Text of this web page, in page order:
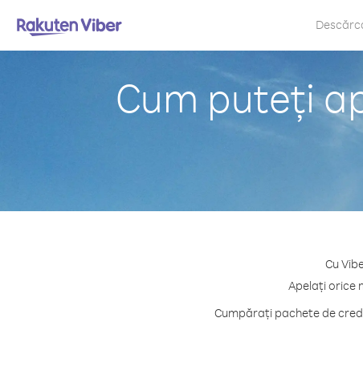
Cum puteți
Cu
Apelați orice
Cumpărați pachete de